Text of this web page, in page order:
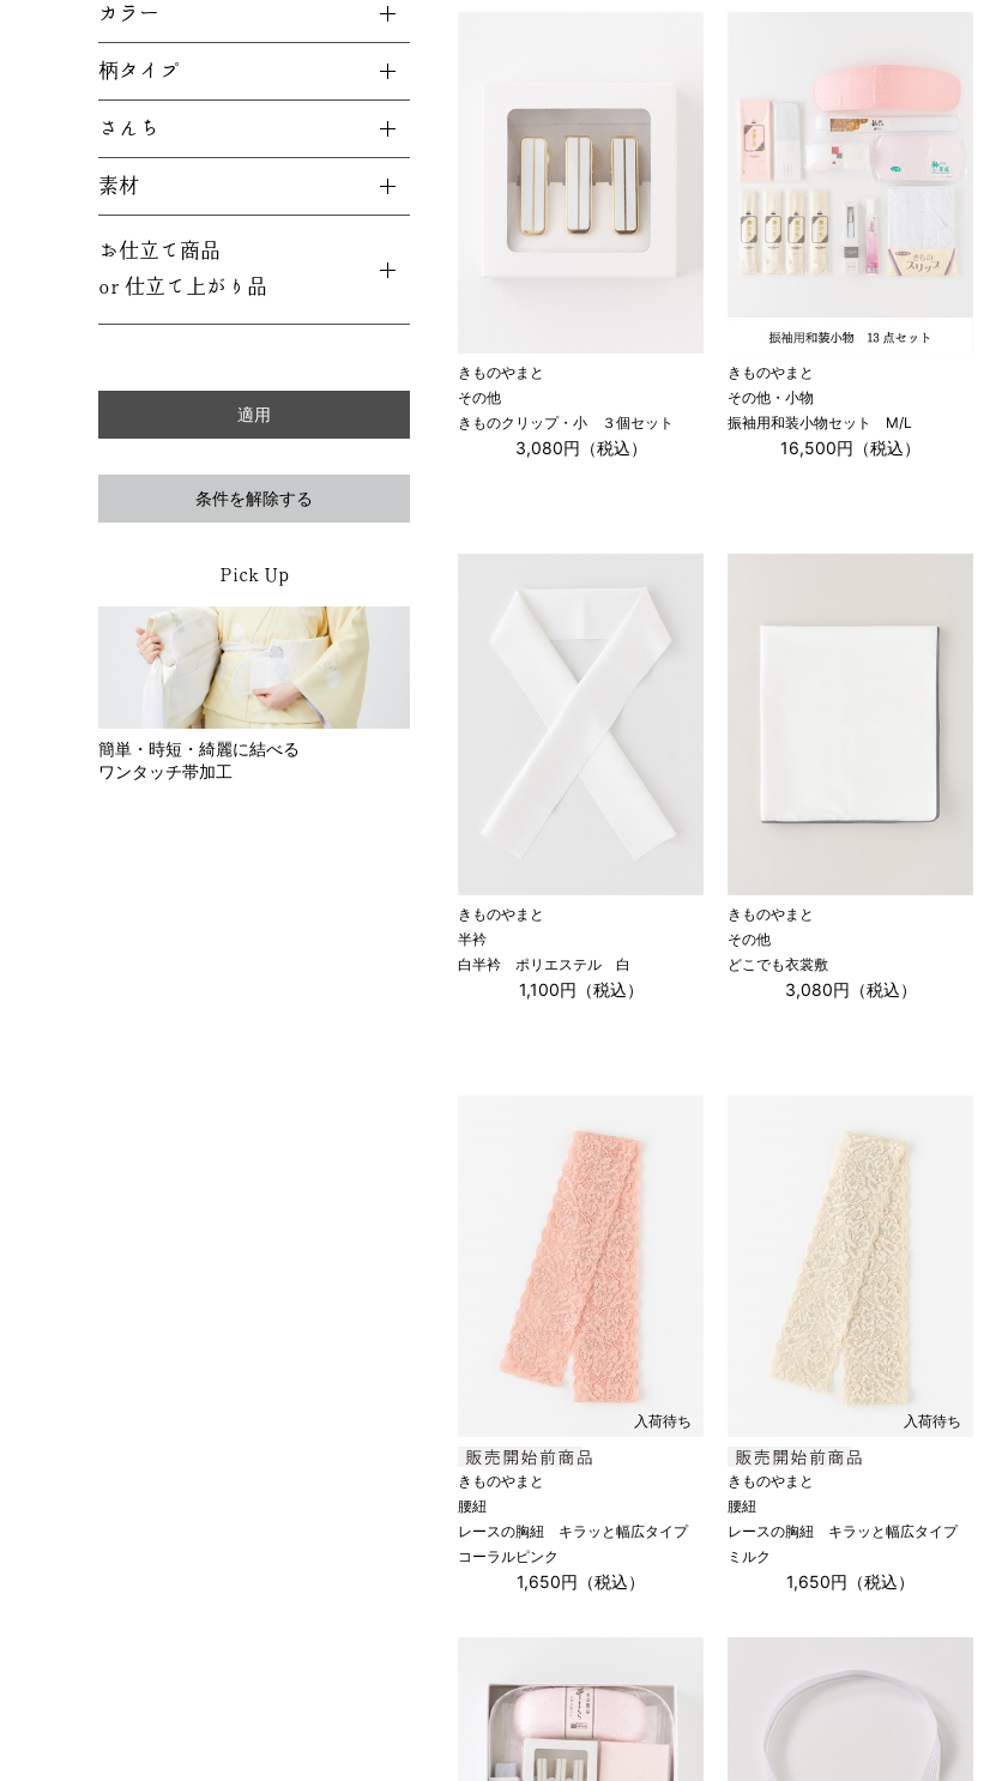
カラー
柄タイプ
さんち
素材
お仕立て商品
or 仕立て上がり品
条件を解除する
Pick Up
簡単・時短・綺麗に結べる
ワンタッチ帯加工
きものやまと
その他
きものクリップ・小 ３個セット
3,080円（税込）
きものやまと
その他・小物
振袖用和装小物セット M/L
16,500円（税込）
きものやまと
半衿
白半衿 ポリエステル 白
1,100円（税込）
きものやまと
その他
どこでも衣裳敷
3,080円（税込）
入荷待ち
きものやまと
腰紐
レースの胸紐 キラッと幅広タイプ
コーラルピンク
1,650円（税込）
入荷待ち
きものやまと
腰紐
レースの胸紐 キラッと幅広タイプ
ミルク
1,650円（税込）